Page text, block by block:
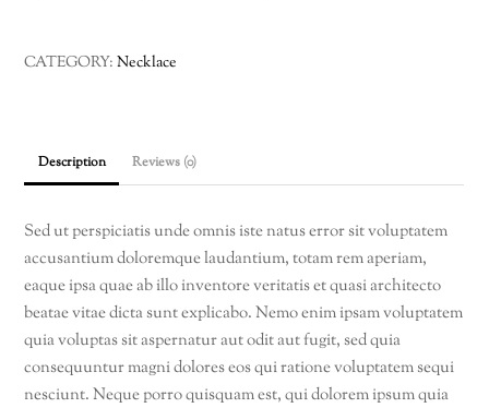
CATEGORY:Necklace
Description Reviews (0)
Sed ut perspiciatis unde omnis iste natus error sit voluptatem
accusantium doloremque laudantium, totam rem aperiam,
eaque ipsa quae ab illo inventore veritatis et quasi architecto
beatae vitae dicta sunt explicabo. Nemo enim ipsam voluptatem
quia voluptas sit aspernatur aut odit aut fugit, sed quia
consequuntur magni dolores eos qui ratione voluptatem sequi
nesciunt. Neque porro quisquam est, qui dolorem ipsum quia